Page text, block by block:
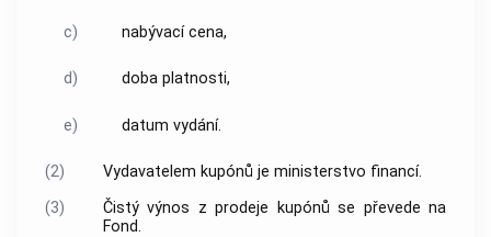
c) nabývací cena,
d) doba platnosti,
e) datum vydání.
(2)
Vydavatelem kupónů je ministerstvo financí.
(3)
Čistý výnos z prodeje kupónů se převede na
Fond.